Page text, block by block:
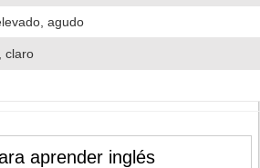
agudo
claro
aprender inglés